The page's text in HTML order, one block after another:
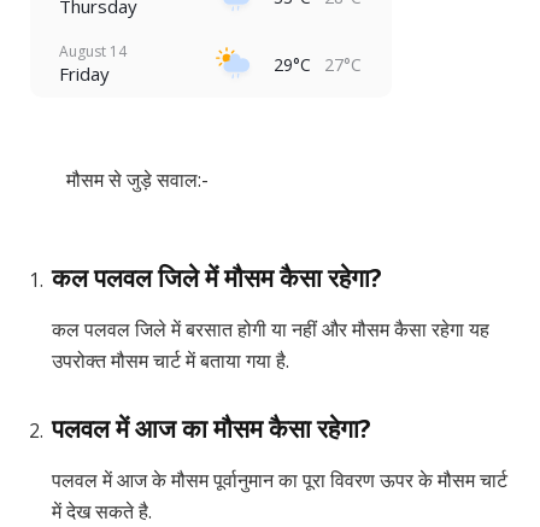
Thursday
August 14
Friday 29°C 27°C
मौसम से जुड़े सवाल:-
कल पलवल जिले में मौसम कैसा रहेगा?
कल पलवल जिले में बरसात होगी या नहीं और मौसम कैसा रहेगा यह
उपरोक्त मौसम चार्ट में बताया गया है.
पलवल में आज का मौसम कैसा रहेगा?
पलवल में आज के मौसम पूर्वानुमान का पूरा विवरण ऊपर के मौसम चार्ट
में देख सकते है.